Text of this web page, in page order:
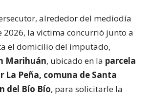
alrededor del mediodía
2026, la víctima concurrió junto a
el domicilio del imputado,
Marihuán, ubicado en la parcela
La Peña, comuna de Santa
del Bío Bío, para solicitarle la